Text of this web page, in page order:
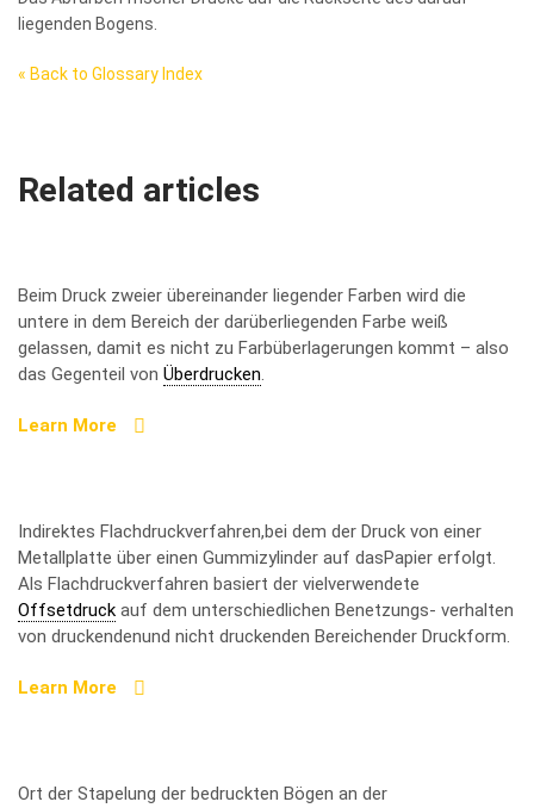
liegenden Bogens.
« Back to Glossary Index
Related articles
Beim Druck zweier übereinander liegender Farben wird die
untere in dem Bereich der darüberliegenden Farbe weiß
gelassen, damit es nicht zu Farbüberlagerungen kommt – also
das Gegenteil von Überdrucken.
Learn More
Indirektes Flachdruckverfahren,bei dem der Druck von einer
Metallplatte über einen Gummizylinder auf dasPapier erfolgt.
Als Flachdruckverfahren basiert der vielverwendete
Offsetdruck auf dem unterschiedlichen Benetzungs- verhalten
von druckendenund nicht druckenden Bereichender Druckform.
Learn More
Ort der Stapelung der bedruckten Bögen an der